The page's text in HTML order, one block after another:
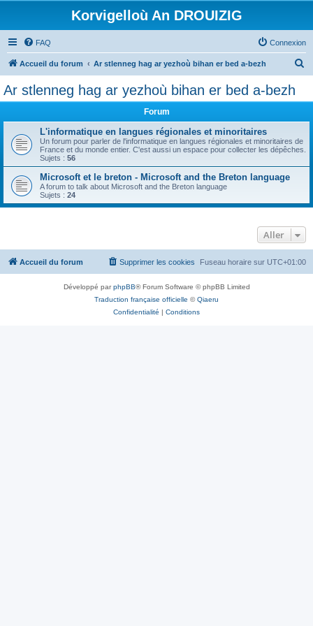
Korvigelloù An DROUIZIG
FAQ Connexion
Accueil du forum Ar stlenneg hag ar yezhoù bihan er bed a-bezh
Ar stlenneg hag ar yezhoù bihan er bed a-bezh
Forum
L'informatique en langues régionales et minoritaires
Un forum pour parler de l'informatique en langues régionales et minoritaires de
France et du monde entier. C'est aussi un espace pour collecter les dépêches.
Sujets : 56
Microsoft et le breton - Microsoft and the Breton language
A forum to talk about Microsoft and the Breton language
Sujets : 24
Aller
Accueil du forum Fuseau horaire sur UTC+01:00
Supprimer les cookies
Développé parphpBB® Forum Software © phpBB Limited
Traduction française officielle ©Qiaeru
Confidentialité | Conditions